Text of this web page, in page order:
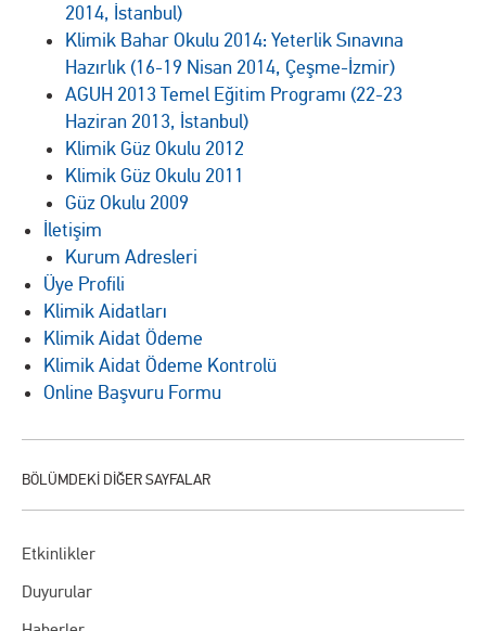
Etkinlikler
Duyurular
2014, İstanbul)
Klimik Bahar Okulu 2014: Yeterlik Sınavına
Hazırlık (16-19 Nisan 2014, Çeşme-İzmir)
AGUH 2013 Temel Eğitim Programı (22-23
Haziran 2013, İstanbul)
Klimik Güz Okulu 2012
Klimik Güz Okulu 2011
Güz Okulu 2009
İletişim
Kurum Adresleri
Üye Profili
Klimik Aidatları
Klimik Aidat Ödeme
Klimik Aidat Ödeme Kontrolü
Online Başvuru Formu